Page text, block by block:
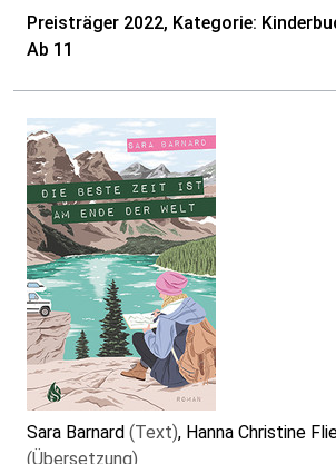
Preisträger 2022, Kategorie:
Ab 11
Sara Barnard (Text), Hanna Christine
(Übersetzung)